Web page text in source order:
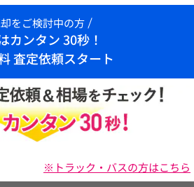
をご検討中の方
カンタン 30秒！
査定依頼スタート
※トラック・バスの方はこちら